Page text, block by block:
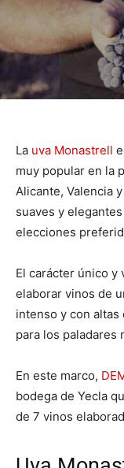
La uva Monastrell
muy popular en la
Alicante, Valencia
suaves y
elecciones
El carácter único y
elaborar vinos de
intenso y con
para los paladares
En este marco,
bodega de Yecla
de 7 vinos